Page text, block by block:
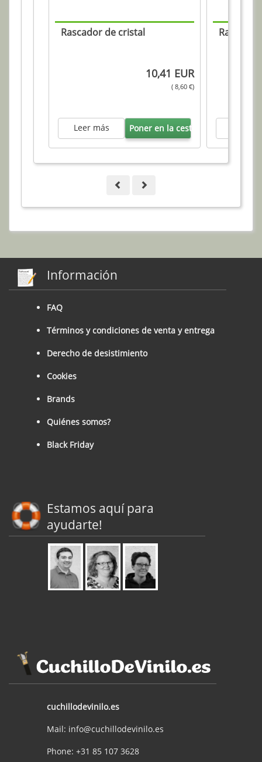
Rascador de cristal
10,41 EUR
( 8,60 €)
Leer más Poner en la cesta
Información
FAQ
Términos y condiciones de venta y entrega
Derecho de desistimiento
Cookies
Brands
Quiénes somos?
Black Friday
Estamos aquí para
ayudarte!
cuchillodevinilo.es
Mail: info@cuchillodevinilo.es
Phone: +31 85 107 3628